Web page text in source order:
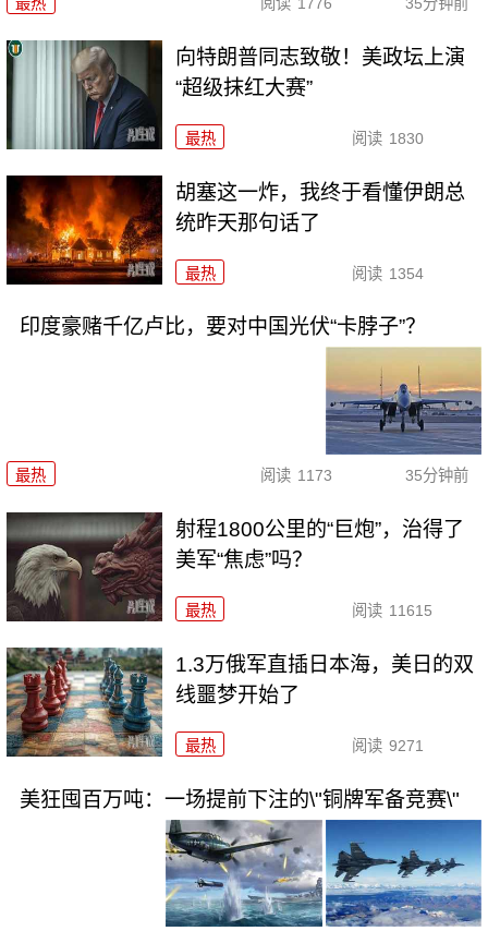
向特朗普同志致敬！美政坛上演
“超级抹红大赛”
最热 阅读 1830
胡塞这一炸，我终于看懂伊朗总
统昨天那句话了
最热 阅读 1354
印度豪赌千亿卢比，要对中国光伏“卡脖子”？
最热 阅读 1173 35分钟前
射程1800公里的“巨炮”，治得了
美军“焦虑”吗？
最热 阅读 11615
1.3万俄军直插日本海，美日的双
线噩梦开始了
最热 阅读 9271
美狂囤百万吨：一场提前下注的\"铜牌军备竞赛\"